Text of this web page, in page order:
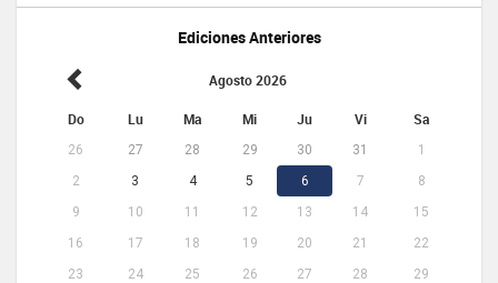
Ediciones Anteriores
Agosto 2026
Do Lu Ma Mi Ju Vi Sa
26 27 28 29 30 31
1
2
3 4 5 6 7
8
9
10 11 12 13 14
15
16
17 18 19 20 21
22
23
24 25 26 27 28
29